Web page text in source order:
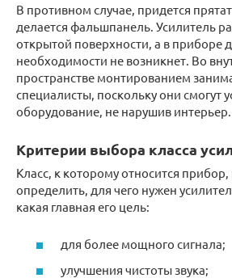
В противном случае, придется
делается фальшпанель. Усилитель
открытой поверхности, а в приборе
необходимости не возникнет. Во
пространстве монтированием
специалисты, поскольку они смогут
оборудование, не нарушив интерьер.
Критерии выбора класса
Класс, к которому относится
определить, для чего нужен
какая главная его цель:
для более мощного сигнала;
улучшения чистоты звука;